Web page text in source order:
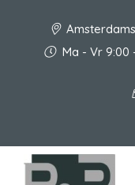
Ma - Vr 9:00